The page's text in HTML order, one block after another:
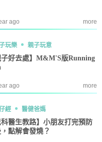
ago more
玩樂 親子玩意
子好去處】M&M'S版Running
ago more
經 醫健爸媽
科醫生教路】小朋友打完預防
點解會發燒？